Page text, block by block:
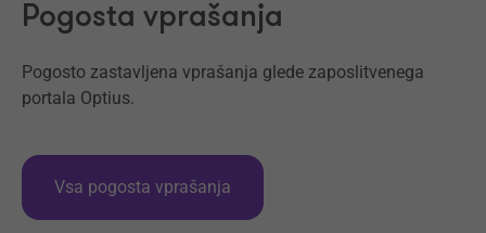
Pogosta vprašanja
Pogosto zastavljena vprašanja glede zaposlitvenega
portala Optius.
Vsa pogosta vprašanja